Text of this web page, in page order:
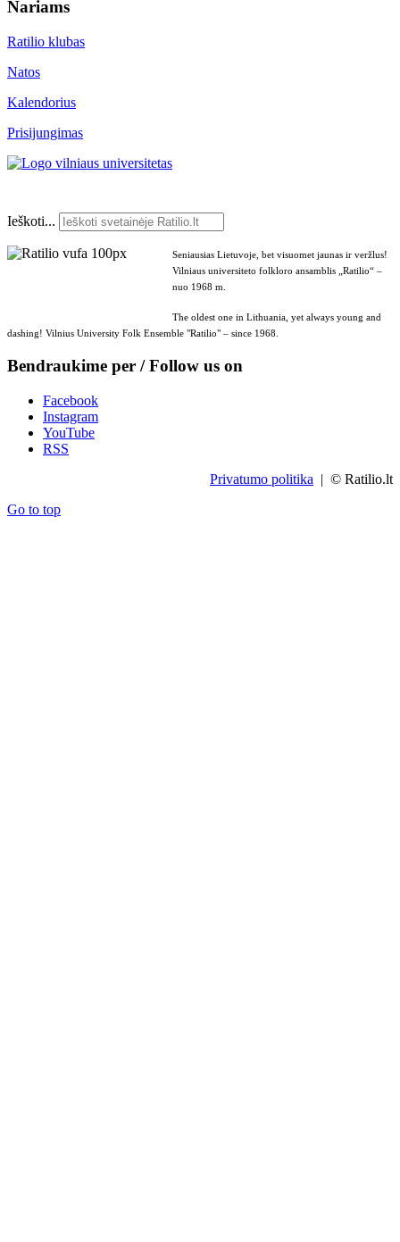
Nariams
Ratilio klubas
Natos
Kalendorius
Prisijungimas
Ieškoti...
Seniausias Lietuvoje, bet visuomet jaunas ir veržlus!
Vilniaus universiteto folkloro ansamblis „Ratilio“ –
nuo 1968 m.
The oldest one in Lithuania, yet always young and
dashing! Vilnius University Folk Ensemble "Ratilio" – since 1968.
Bendraukime per / Follow us on
Facebook
Instagram
YouTube
RSS
Privatumo politika | © Ratilio.lt
Go to top